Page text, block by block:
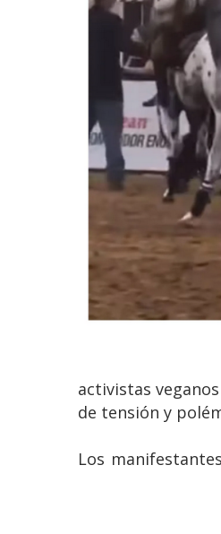
activistas
de tensión y
Los